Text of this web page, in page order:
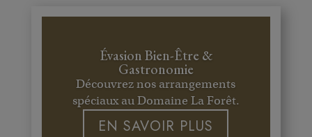
Évasion Bien-Être &
Gastronomie
Découvrez nos arrangements
spéciaux au Domaine La Forêt.
EN SAVOIR PLUS